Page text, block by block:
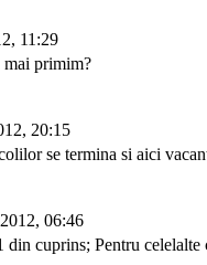
11:29
mai primim?
20:15
se termina si aici
06:46
din cuprins; Pentru celelalte